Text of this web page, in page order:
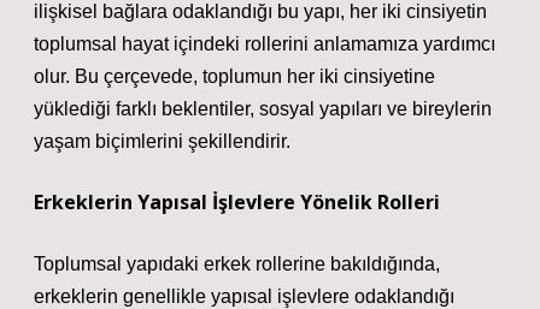
ilişkisel bağlara odaklandığı bu yapı, her iki cinsiyetin
toplumsal hayat içindeki rollerini anlamamıza yardımcı
olur. Bu çerçevede, toplumun her iki cinsiyetine
yüklediği farklı beklentiler, sosyal yapıları ve bireylerin
yaşam biçimlerini şekillendirir.
Erkeklerin Yapısal İşlevlere Yönelik Rolleri
Toplumsal yapıdaki erkek rollerine bakıldığında,
erkeklerin genellikle yapısal işlevlere odaklandığı